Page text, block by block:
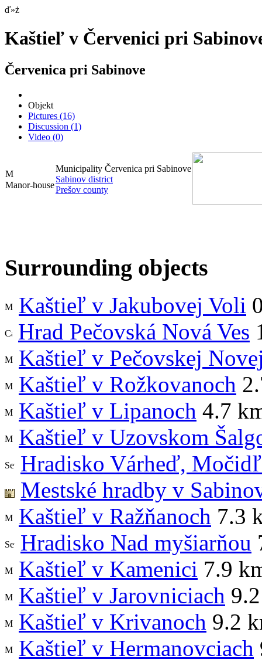
ď»ż
Kaštieľ v Červenici pri
Červenica pri Sabinove
Objekt
Pictures (16)
Discussion (1)
Video (0)
Manor-house
Municipality Červenica pri Sabinove
Sabinov district
Prešov county
Surrounding objects
Kaštieľ v Jakubovej Voli
Hrad Pečovská Nová Ves
Kaštieľ v Pečovskej
Kaštieľ v Rožkovanoch
Kaštieľ v Lipanoch 4.7
Kaštieľ v Uzovskom
Hradisko Várheď,
Mestské hradby v
Kaštieľ v Ražňanoch 7.3
Hradisko Nad myšiarňou
Kaštieľ v Kamenici 7.9
Kaštieľ v Jarovniciach
Kaštieľ v Krivanoch 9.2
Kaštieľ v Hermanovciach